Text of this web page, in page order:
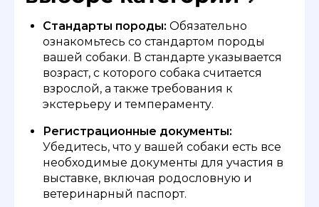
Стандарты породы: Обязательно
ознакомьтесь со стандартом породы
вашей собаки. В стандарте указывается
возраст, с которого собака считается
взрослой, а также требования к
экстерьеру и темпераменту.
Регистрационные документы:
Убедитесь, что у вашей собаки есть все
необходимые документы для участия в
выставке, включая родословную и
ветеринарный паспорт.